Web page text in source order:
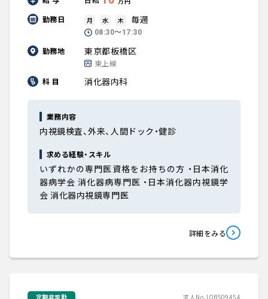
勤務日 月 水 木 毎週
08:30〜17:30
勤務地 東京都板橋区
東上線
科 目
消化器内科
業務内容
内視鏡検査、外来、人間ドック・健診
求める経験・スキル
いずれかの専門医資格をお持ちの方 ・日本消化
器病学会 消化器病専門医 ・日本消化器内視鏡学
会 消化器内視鏡専門医
詳細をみる
定期非常勤 求人No.JOB509454